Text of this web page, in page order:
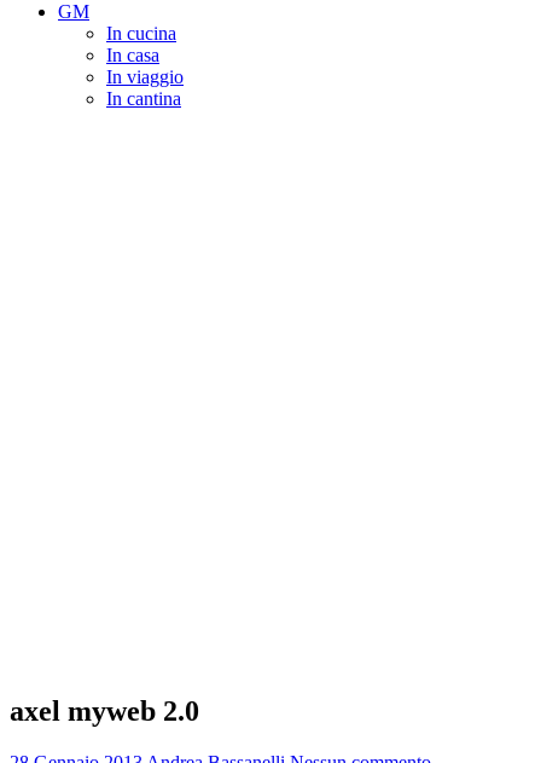
GM
In cucina
In casa
In viaggio
In cantina
axel myweb 2.0